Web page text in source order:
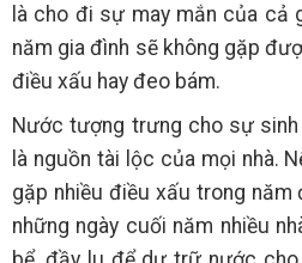
là cho đi sự may mắn của cả
năm gia đình sẽ không gặp
điều xấu hay đeo bám.
Nước tượng trưng cho sự
là nguồn tài lộc của mọi nhà.
gặp nhiều điều xấu trong năm
những ngày cuối năm nhiều